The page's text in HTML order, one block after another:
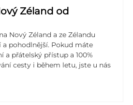
Zéland od
Nový Zéland a ze Zélandu
a pohodlnější. Pokud máte
a přátelský přístup a 100%
cesty i během letu, jste u nás